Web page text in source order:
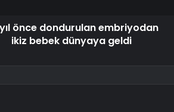
önce dondurulan embriyodan
ikiz bebek dünyaya geldi